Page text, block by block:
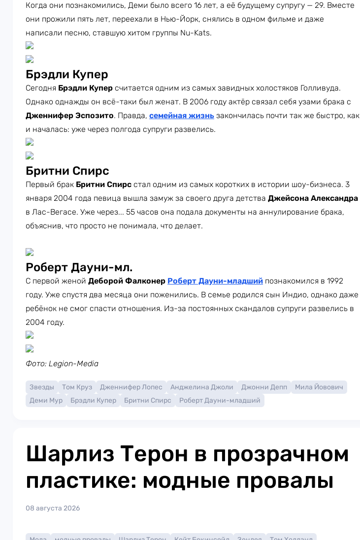
Когда они познакомились, Деми было всего 16 лет, а её будущему супругу — 29. Вместе
они прожили пять лет, переехали в Нью-Йорк, снялись в одном фильме и даже
написали песню, ставшую хитом группы Nu-Kats.
Брэдли Купер
Сегодня Брэдли Купер считается одним из самых завидных холостяков Голливуда.
Однако однажды он всё-таки был женат. В 2006 году актёр связал себя узами брака с
Дженнифер Эспозито. Правда, семейная жизнь закончилась почти так же быстро, как
и началась: уже через полгода супруги развелись.
Бритни Спирс
Первый брак Бритни Спирс стал одним из самых коротких в истории шоу-бизнеса. 3
января 2004 года певица вышла замуж за своего друга детства Джейсона Александра
в Лас-Вегасе. Уже через... 55 часов она подала документы на аннулирование брака,
объяснив, что просто не понимала, что делает.
Роберт Дауни-мл.
С первой женой Деборой Фалконер Роберт Дауни-младший познакомился в 1992
году. Уже спустя два месяца они поженились. В семье родился сын Индио, однако даже
ребёнок не смог спасти отношения. Из-за постоянных скандалов супруги развелись в
2004 году.
Фото: Legion-Media
Звезды Том Круз Дженнифер Лопес Анджелина Джоли Джонни Депп
Мила Йовович
Деми Мур
Брэдли Купер Бритни Спирс Роберт Дауни-младший
Шарлиз Терон в прозрачном
пластике: модные провалы
08 августа 2026